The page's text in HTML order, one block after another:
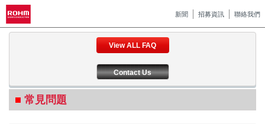
新聞 招募資訊 聯絡我們
View ALL FAQ
Contact Us
常見問題